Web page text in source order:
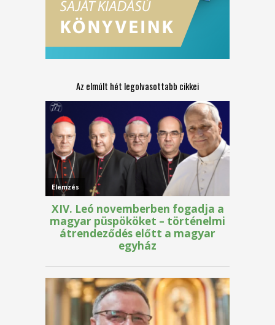
Az elmúlt hét legolvasottabb cikkei